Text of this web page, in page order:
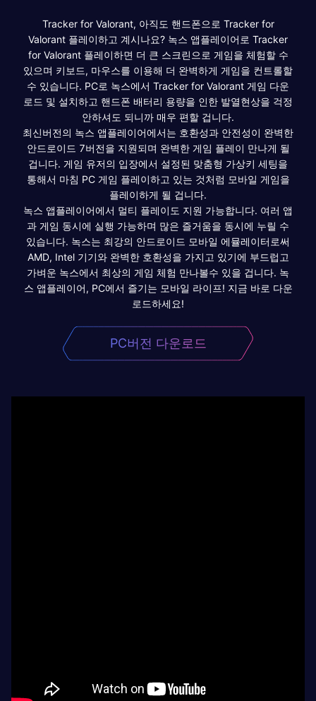
Tracker for Valorant, 아직도 핸드폰으로 Tracker for
Valorant 플레이하고 계시나요? 녹스 앱플레이어로 Tracker
for Valorant 플레이하면 더 큰 스크린으로 게임을 체험할 수
있으며 키보드, 마우스를 이용해 더 완벽하게 게임을 컨트롤할
수 있습니다. PC로 녹스에서 Tracker for Valorant 게임 다운
로드 및 설치하고 핸드폰 배터리 용량을 인한 발열현상을 걱정
안하셔도 되니까 매우 편할 겁니다.
최신버전의 녹스 앱플레이어에서는 호환성과 안전성이 완벽한
안드로이드 7버전을 지원되며 완벽한 게임 플레이 만나게 될
겁니다. 게임 유저의 입장에서 설정된 맞춤형 가상키 세팅을
통해서 마침 PC 게임 플레이하고 있는 것처럼 모바일 게임을
플레이하게 될 겁니다.
녹스 앱플레이어에서 멀티 플레이도 지원 가능합니다. 여러 앱
과 게임 동시에 실행 가능하며 많은 즐거움을 동시에 누릴 수
있습니다. 녹스는 최강의 안드로이드 모바일 에뮬레이터로써
AMD, Intel 기기와 완벽한 호환성을 가지고 있기에 부드럽고
가벼운 녹스에서 최상의 게임 체험 만나볼수 있을 겁니다. 녹
스 앱플레이어, PC에서 즐기는 모바일 라이프! 지금 바로 다운
로드하세요!
PC버전 다운로드